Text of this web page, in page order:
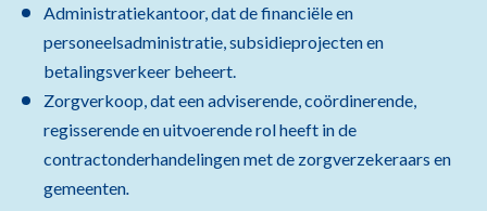
Administratiekantoor, dat de financiële en
personeelsadministratie, subsidieprojecten en
betalingsverkeer beheert.
Zorgverkoop, dat een adviserende, coördinerende,
regisserende en uitvoerende rol heeft in de
contractonderhandelingen met de zorgverzekeraars en
gemeenten